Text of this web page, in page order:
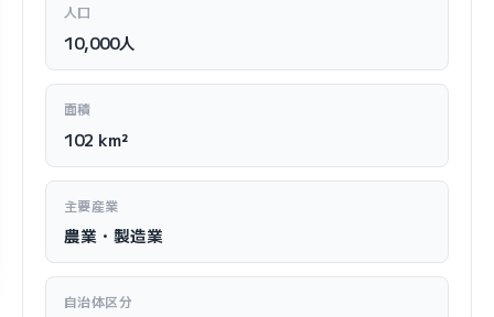
人口
10,000人
面積
102 km²
主要産業
農業・製造業
自治体区分